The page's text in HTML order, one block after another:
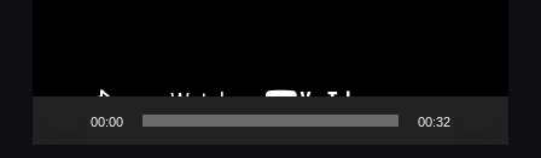
00:00 00:32